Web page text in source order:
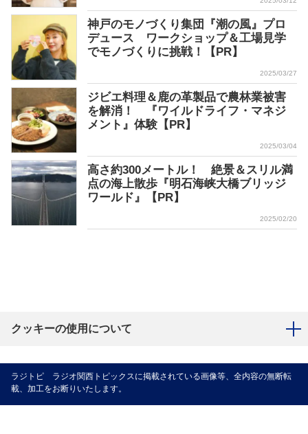
神戸のモノづくり集団『潮の風』プロ
デュース ワークショップ＆工場見学
でモノづくりに挑戦！【PR】
2025/03/27
ジビエ料理＆鹿の革製品で農林業被害
を解消！ 『ワイルドライフ・マネジ
メント』体験【PR】
2025/03/04
高さ約300メートル！ 絶景＆スリル満
点の海上散歩『明石海峡大橋ブリッジ
ワールド』【PR】
2025/02/20
クッキーの使用について
ラジトピ ラジオ関西トピックスに掲載されている画像等、全内容の無断転
載、加工をお断りいたします。